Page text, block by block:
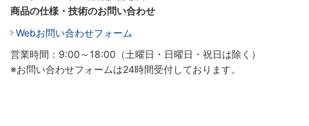
商品の仕様・技術のお問い合わせ
Webお問い合わせフォーム
営業時間：9:00～18:00（土曜日・日曜日・祝日は除く）
※お問い合わせフォームは24時間受付しております。